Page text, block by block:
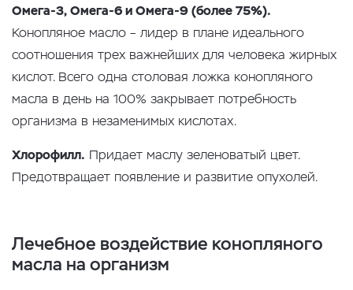
Омега-3, Омега-6 и Омега-9 (более 75%).
Конопляное масло – лидер в плане идеального
соотношения трех важнейших для человека жирных
кислот. Всего одна столовая ложка конопляного
масла в день на 100% закрывает потребность
организма в незаменимых кислотах.
Хлорофилл. Придает маслу зеленоватый цвет.
Предотвращает появление и развитие опухолей.
Лечебное воздействие конопляного
масла на организм